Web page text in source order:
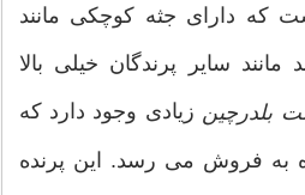
که دارای جثه کوچکی مانند
سایر پرندگان خیلی بالا
بلدرچین زیادی وجود دارد که
به فروش می رسد. این پرنده